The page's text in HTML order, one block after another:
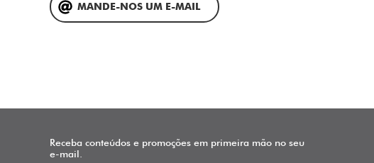
MANDE-NOS UM E-MAIL
Receba conteúdos e promoções em primeira mão no seu
e-mail.